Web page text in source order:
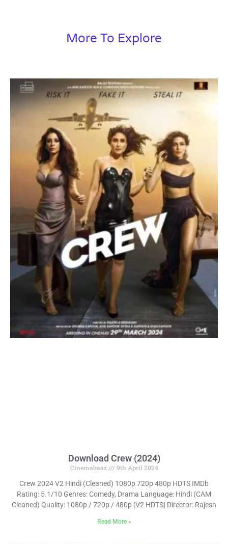
More To Explore
Download Crew (2024)
Cinemabaaz
9th April 2024
Crew 2024 V2 Hindi (Cleaned) 1080p 720p 480p HDTS IMDb
Rating: 5.1/10 Genres: Comedy, Drama Language: Hindi (CAM
Cleaned) Quality: 1080p / 720p / 480p [V2 HDTS] Director: Rajesh
Read More »